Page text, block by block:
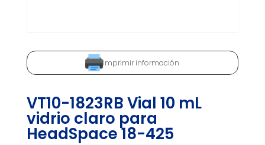
Imprimir información
VT10-1823RB Vial 10 mL
vidrio claro para
HeadSpace 18-425